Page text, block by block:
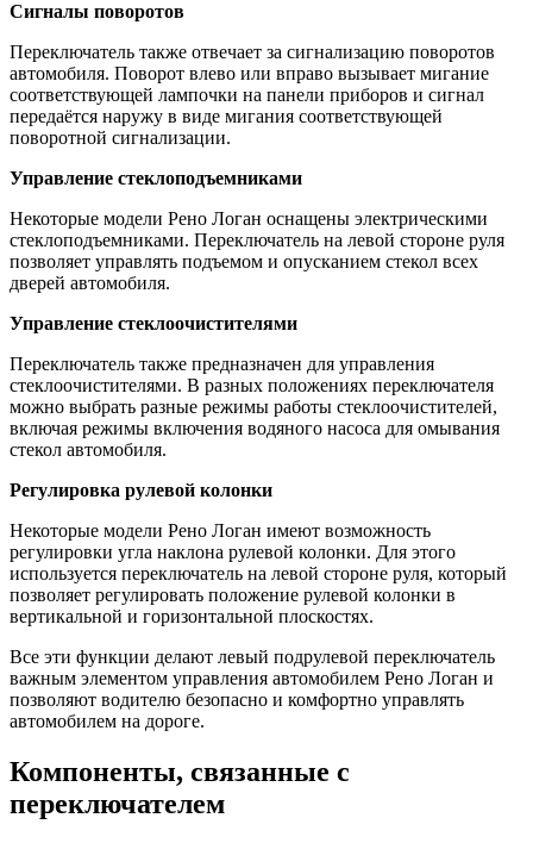
Сигналы поворотов
Переключатель также отвечает за сигнализацию поворотов
автомобиля. Поворот влево или вправо вызывает мигание
соответствующей лампочки на панели приборов и сигнал
передаётся наружу в виде мигания соответствующей
поворотной сигнализации.
Управление стеклоподъемниками
Некоторые модели Рено Логан оснащены электрическими
стеклоподъемниками. Переключатель на левой стороне руля
позволяет управлять подъемом и опусканием стекол всех
дверей автомобиля.
Управление стеклоочистителями
Переключатель также предназначен для управления
стеклоочистителями. В разных положениях переключателя
можно выбрать разные режимы работы стеклоочистителей,
включая режимы включения водяного насоса для омывания
стекол автомобиля.
Регулировка рулевой колонки
Некоторые модели Рено Логан имеют возможность
регулировки угла наклона рулевой колонки. Для этого
используется переключатель на левой стороне руля, который
позволяет регулировать положение рулевой колонки в
вертикальной и горизонтальной плоскостях.
Все эти функции делают левый подрулевой переключатель
важным элементом управления автомобилем Рено Логан и
позволяют водителю безопасно и комфортно управлять
автомобилем на дороге.
Компоненты, связанные с
переключателем